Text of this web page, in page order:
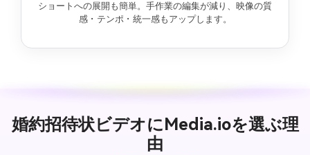
ショートへの展開も簡単。手作業の編集が減り、映像の質
感・テンポ・統一感もアップします。
婚約招待状ビデオにMedia.ioを選ぶ理
由